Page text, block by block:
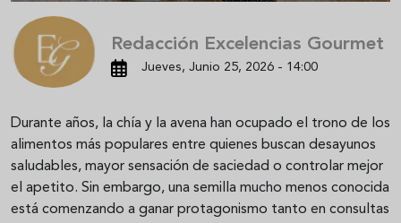
Redacción Excelencias Gourmet
Jueves, Junio 25, 2026 - 14:00
Durante años, la chía y la avena han ocupado el trono de los
alimentos más populares entre quienes buscan desayunos
saludables, mayor sensación de saciedad o controlar mejor
el apetito. Sin embargo, una semilla mucho menos conocida
está comenzando a ganar protagonismo tanto en consultas